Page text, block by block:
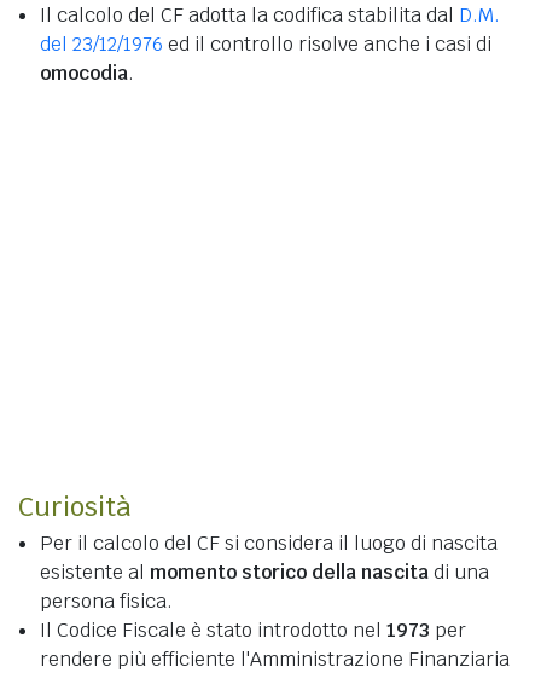
Il calcolo del CF adotta la codifica stabilita dal D.M.
del 23/12/1976 ed il controllo risolve anche i casi di
omocodia.
Curiosità
Per il calcolo del CF si considera il luogo di nascita
esistente al momento storico della nascitadi una
persona fisica.
Il Codice Fiscale è stato introdotto nel 1973 per
rendere più efficiente l'Amministrazione Finanziaria